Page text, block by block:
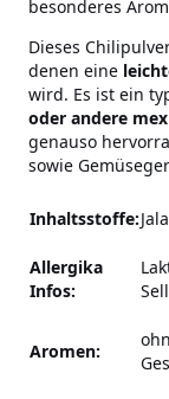
besonderes
Dieses
denen eine
wird. Es ist ein
oder andere
genauso
sowie
Inhaltsstoffe:
Allergika
Infos:
Aromen: